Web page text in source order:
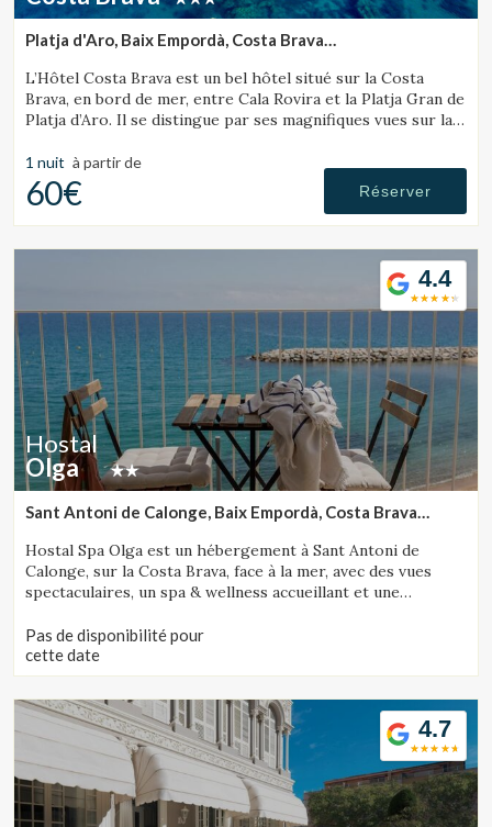
Platja d'Aro, Baix Empordà, Costa Brava
L’Hôtel Costa Brava est un bel hôtel situé sur la Costa
Brava, en bord de mer, entre Cala Rovira et la Platja Gran de
Platja d’Aro. Il se distingue par ses magnifiques vues sur la
1 nuit à partir de
60€ Réserver
4.4
Hostal
Olga
Sant Antoni de Calonge, Baix Empordà, Costa Brava
Hostal Spa Olga est un hébergement à Sant Antoni de
Calonge, sur la Costa Brava, face à la mer, avec des vues
spectaculaires, un spa & wellness accueillant et une
Pas de disponibilité pour
cette date
4.7